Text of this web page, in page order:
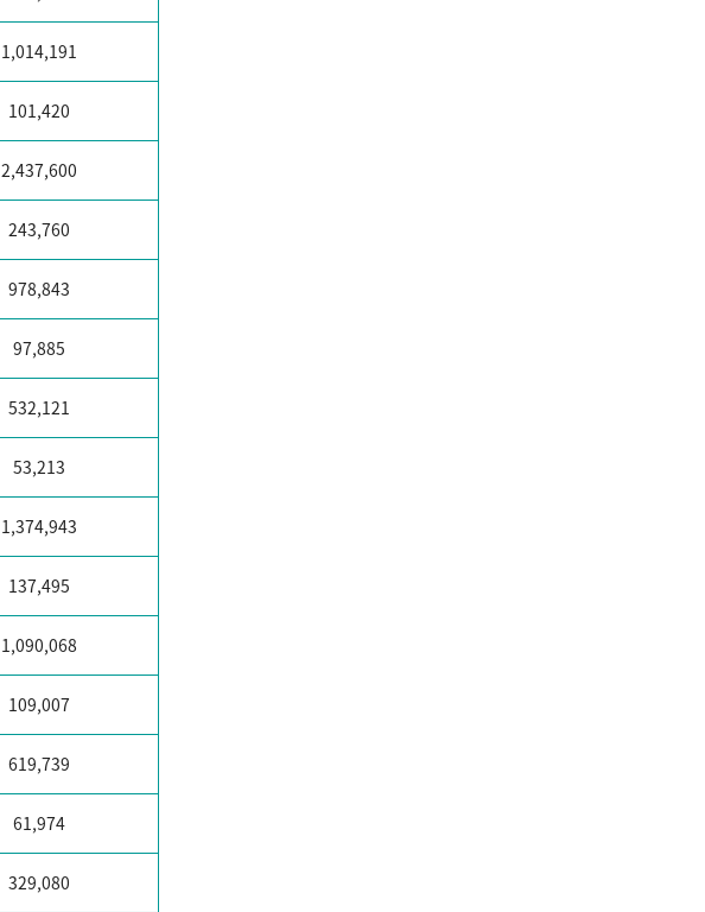
1,014,191
101,420
2,437,600
243,760
978,843
97,885
532,121
53,213
1,374,943
137,495
1,090,068
109,007
619,739
61,974
329,080